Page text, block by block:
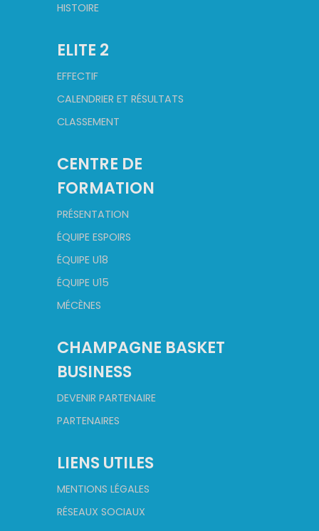
HISTOIRE
ELITE 2
EFFECTIF
CALENDRIER ET RÉSULTATS
CLASSEMENT
CENTRE DE
FORMATION
PRÉSENTATION
ÉQUIPE ESPOIRS
ÉQUIPE U18
ÉQUIPE U15
MÉCÈNES
CHAMPAGNE BASKET
BUSINESS
DEVENIR PARTENAIRE
PARTENAIRES
LIENS UTILES
MENTIONS LÉGALES
RÉSEAUX SOCIAUX